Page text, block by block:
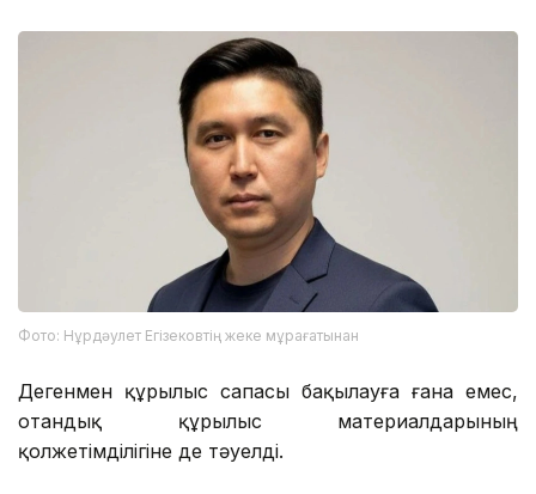
Фото: Нұрдәулет Егізековтің жеке мұрағатынан
Дегенмен құрылыс сапасы бақылауға ғана емес,
отандық құрылыс материалдарының
қолжетімділігіне де тәуелді.